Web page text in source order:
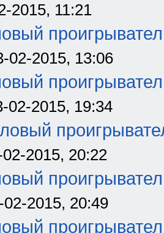
2015, 11:21
02-2015, 13:06
02-2015, 19:34
2015, 20:22
2015, 20:49